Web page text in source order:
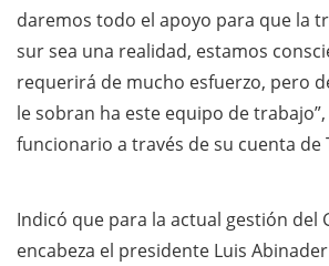
daremos todo el apoyo para que la
sur sea una realidad, estamos
requerirá de mucho esfuerzo, pero
le sobran ha este equipo de
funcionario a través de su cuenta de
Indicó que para la actual gestión del
encabeza el presidente Luis